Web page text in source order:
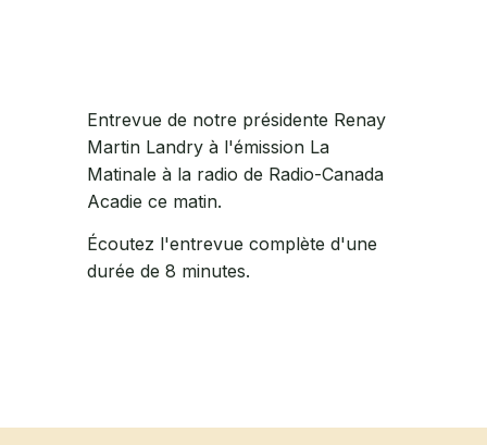
Entrevue de notre présidente ​Renay
Martin Landry à l'émission La
Matinale à la radio de Radio-Canada
Acadie ce matin.
Écoutez l'entrevue complète d'une
durée de 8 minutes.